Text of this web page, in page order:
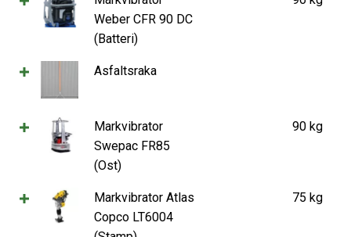
Weber CFR 90 DC
(Batteri)
Asfaltsraka
Markvibrator
Swepac FR85
(Ost)
90 kg
Markvibrator Atlas
Copco LT6004
75 kg